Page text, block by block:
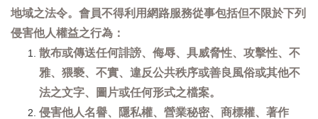
地域之法令。會員不得利用網路服務從事包括但不限於下列
侵害他人權益之行為：
散布或傳送任何誹謗、侮辱、具威脅性、攻擊性、不
雅、猥褻、不實、違反公共秩序或善良風俗或其他不
法之文字、圖片或任何形式之檔案。
侵害他人名譽、隱私權、營業秘密、商標權、著作